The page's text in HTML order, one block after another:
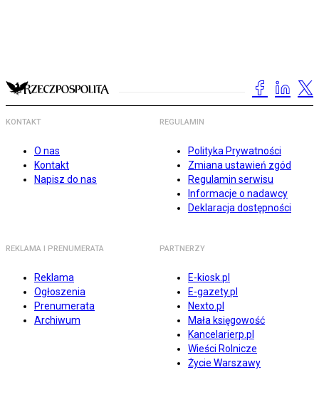
KONTAKT
O nas
Kontakt
Napisz do nas
REGULAMIN
Polityka Prywatności
Zmiana ustawień zgód
Regulamin serwisu
Informacje o nadawcy
Deklaracja dostępności
REKLAMA I PRENUMERATA
Reklama
Ogłoszenia
Prenumerata
Archiwum
PARTNERZY
E-kiosk.pl
E-gazety.pl
Nexto.pl
Mała księgowość
Kancelarierp.pl
Wieści Rolnicze
Życie Warszawy